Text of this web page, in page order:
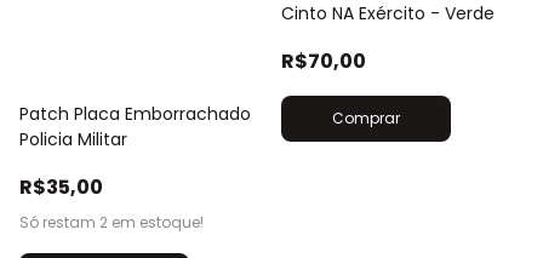
Patch Placa Emborrachado
Policia Militar
R$35,00
Só restam 2 em estoque!
Cinto NA Exército - Verde
R$70,00